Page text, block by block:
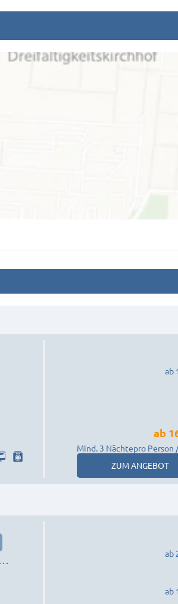
ab
Mind. 3 Nächte
ab
pro Person
ZUM ANGEBOT
ab
ab